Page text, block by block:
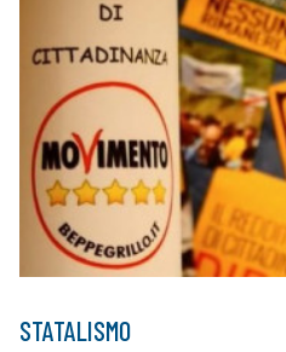
STATALISMO